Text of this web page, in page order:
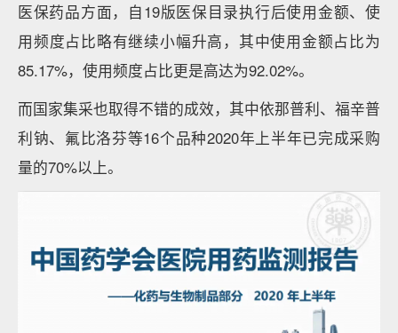
医保药品方面，自19版医保目录执行后使用金额、使
用频度占比略有继续小幅升高，其中使用金额占比为
85.17%，使用频度占比更是高达为92.02%。
而国家集采也取得不错的成效，其中依那普利、福辛普
利钠、氟比洛芬等16个品种2020年上半年已完成采购
量的70%以上。